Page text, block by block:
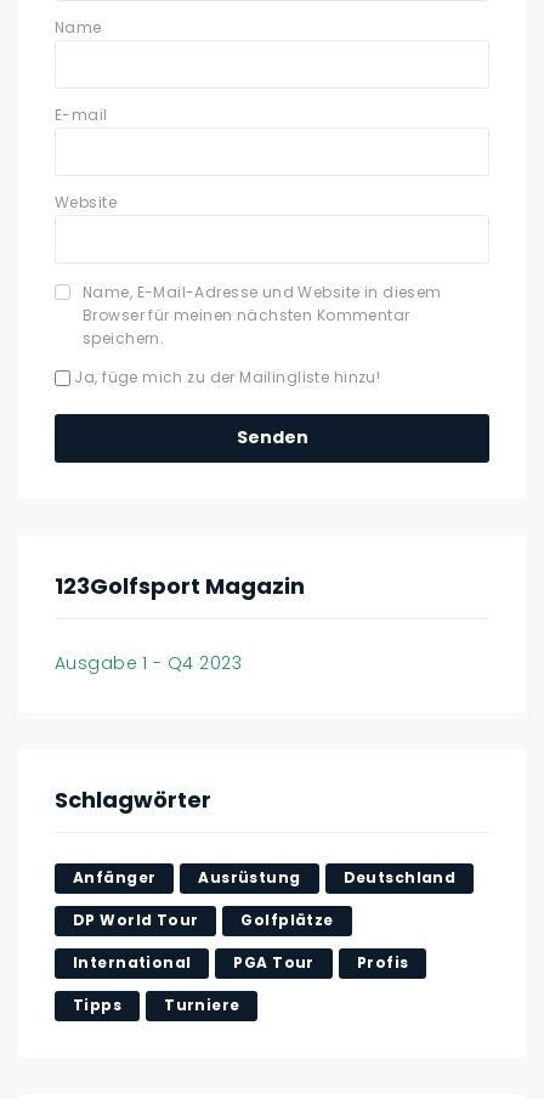
Name
E-mail
Website
Name, E-Mail-Adresse und Website in diesem
Browser für meinen nächsten Kommentar
speichern.
Ja, füge mich zu der Mailingliste hinzu!
123Golfsport Magazin
Ausgabe 1 - Q4 2023
Schlagwörter
Anfänger Ausrüstung Deutschland
DP World Tour Golfplätze
International PGA Tour Profis
Tipps Turniere